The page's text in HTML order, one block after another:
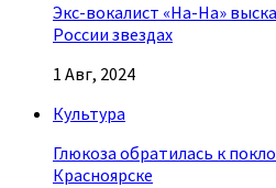
Экс-вокалист «На-На»
России звездах
1 Авг, 2024
Культура
Глюкоза обратилась к
Красноярске